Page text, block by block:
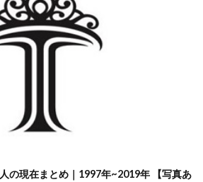
の現在まとめ｜1997年~2019年 【写真あ